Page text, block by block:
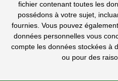
fichier contenant toutes les
possédons à votre sujet,
fournies. Vous pouvez
données personnelles vous
compte les données stockées à
ou pour des